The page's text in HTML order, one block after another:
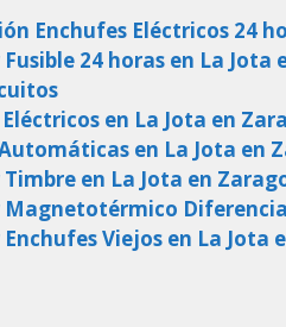
Enchufes Eléctricos 24
24 horas en La Jota
en La Jota en
en La Jota en
en La Jota en
Magnetotérmico
Viejos en La Jota